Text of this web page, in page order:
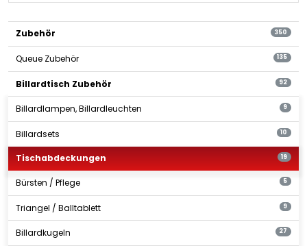
Zubehör 350
Queue Zubehör 135
Billardtisch Zubehör 92
Billardlampen, Billardleuchten 9
Billardsets 10
Tischabdeckungen 19
Bürsten / Pflege 5
Triangel / Balltablett 9
Billardkugeln 27